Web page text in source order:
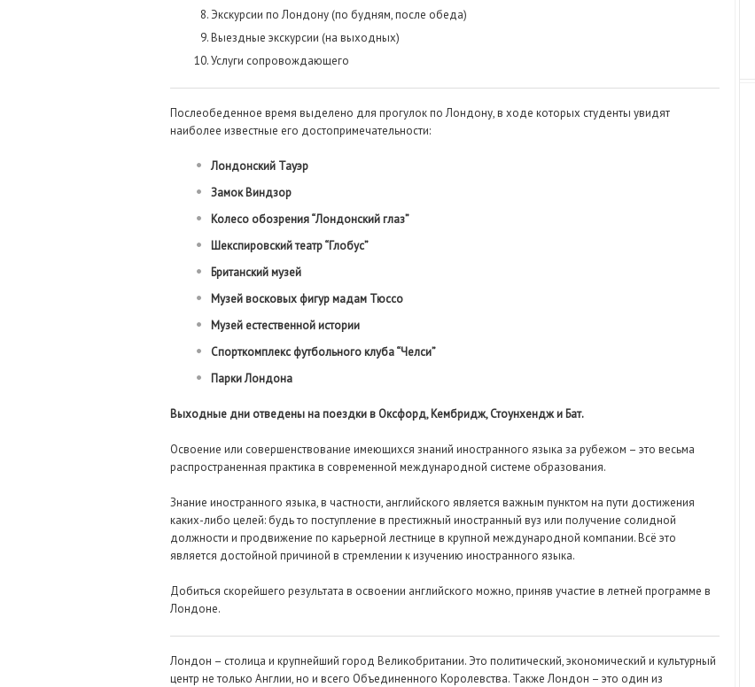
Экскурсии по Лондону (по будням, после обеда)
Выездные экскурсии (на выходных)
Услуги сопровождающего
Послеобеденное время выделено для прогулок по Лондону, в ходе которых студенты увидят
наиболее известные его достопримечательности:
Лондонский Тауэр
Замок Виндзор
Колесо обозрения “Лондонский глаз”
Шекспировский театр “Глобус”
Британский музей
Музей восковых фигур мадам Тюссо
Музей естественной истории
Спорткомплекс футбольного клуба “Челси”
Парки Лондона
Выходные дни отведены на поездки в Оксфорд, Кембридж, Стоунхендж и Бат.
Освоение или совершенствование имеющихся знаний иностранного языка за рубежом – это весьма
распространенная практика в современной международной системе образования.
Знание иностранного языка, в частности, английского является важным пунктом на пути достижения
каких-либо целей: будь то поступление в престижный иностранный вуз или получение солидной
должности и продвижение по карьерной лестнице в крупной международной компании. Всё это
является достойной причиной в стремлении к изучению иностранного языка.
Добиться скорейшего результата в освоении английского можно, приняв участие в летней программе в
Лондоне.
Лондон – столица и крупнейший город Великобритании. Это политический, экономический и культурный
центр не только Англии, но и всего Объединенного Королевства. Также Лондон – это один из